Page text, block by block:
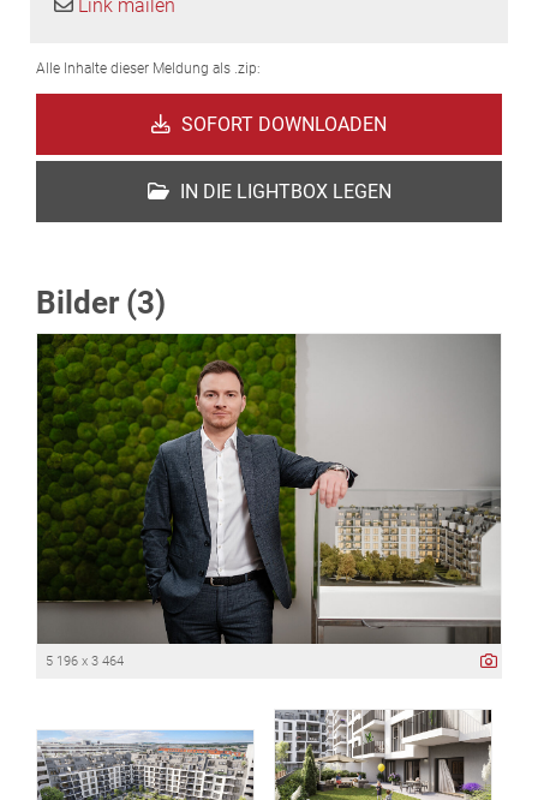
Link mailen
Alle Inhalte dieser Meldung als .zip:
SOFORT DOWNLOADEN
IN DIE LIGHTBOX LEGEN
Bilder (3)
5 196 x 3 464